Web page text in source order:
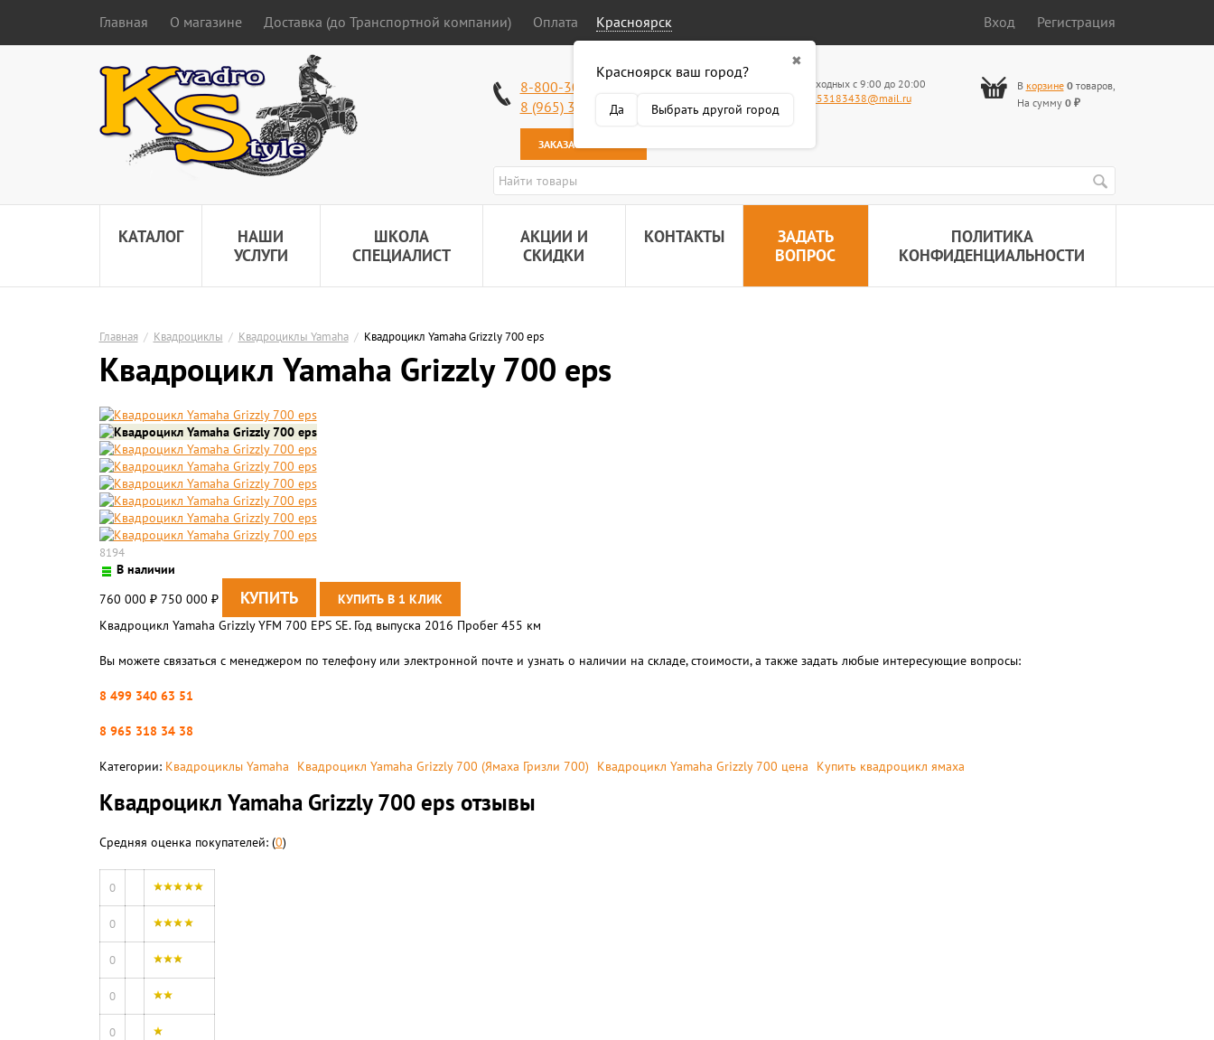
Главная О магазине Доставка (до Транспортной компании) Оплата Красноярск
✖
Красноярск ваш город?
Да Выбрать другой город
Вход Регистрация
8-800-301-50-58
8 (965) 318-34-38
ЗАКАЗАТЬ ЗВОНОК
Работаем без выходных с 9:00 до 20:00
89653183438@mail.ru
В корзине 0товаров,
На сумму 0 ₽
КАТАЛОГ
НАШИ
УСЛУГИ
ШКОЛА
СПЕЦИАЛИСТ
АКЦИИ И
СКИДКИ
КОНТАКТЫ
ЗАДАТЬ
ВОПРОС
ПОЛИТИКА
КОНФИДЕНЦИАЛЬНОСТИ
Главная / Квадроциклы / Квадроциклы Yamaha / Квадроцикл Yamaha Grizzly 700 eps
Квадроцикл Yamaha Grizzly 700 eps
8194
В наличии
760 000 ₽ 750 000 ₽
Квадроцикл Yamaha Grizzly YFM 700 EPS SE. Год выпуска 2016 Пробег 455 км
Вы можете связаться с менеджером по телефону или электронной почте и узнать о наличии на складе, стоимости, а также задать любые интересующие вопросы:
8 499 340 63 51
8 965 318 34 38
Категории: Квадроциклы Yamaha Kвадроцикл Yamaha Grizzly 700 (Ямаха Гризли 700) Kвадроцикл Yamaha Grizzly 700 цена Купить квадроцикл ямаха
Квадроцикл Yamaha Grizzly 700 eps отзывы
Средняя оценка покупателей: (0)
0
0
0
0
0